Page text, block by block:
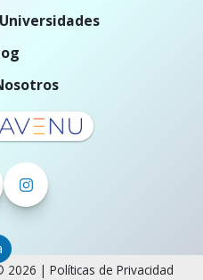
2026 | Políticas de Privacidad